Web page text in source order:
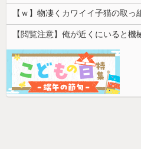
【ｗ】物凄くカワイイ子猫の取っ
【閲覧注意】俺が近くにいると機